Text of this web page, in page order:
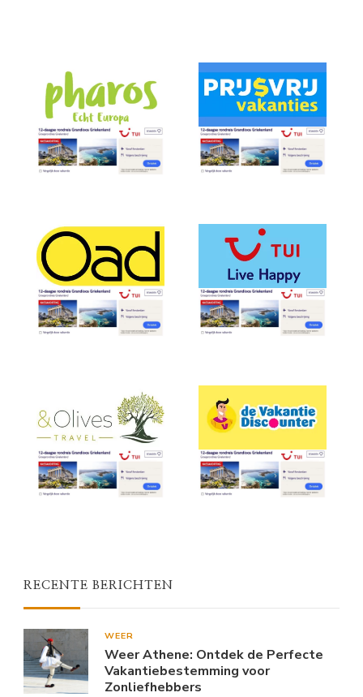
RECENTE BERICHTEN
WEER
Weer Athene: Ontdek de Perfecte
Vakantiebestemming voor
Zonliefhebbers